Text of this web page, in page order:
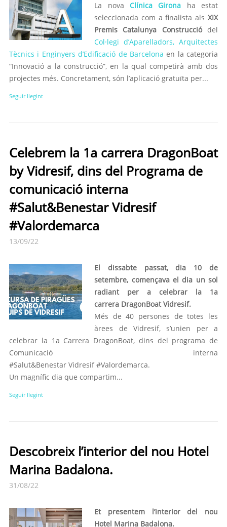
La nova Clínica Girona ha estat
seleccionada com a finalista als XIX
Premis Catalunya Construcciódel
Col·legi d’Aparelladors, Arquitectes
Tècnics i Enginyers d’Edificació de Barcelona en la categoria
“Innovació a la construcció”, en la qual competirà amb dos
projectes més. Concretament, són l’aplicació gratuïta per...
Seguir llegint
Celebrem la 1a carrera DragonBoat
by Vidresif, dins del Programa de
comunicació interna
#Salut&Benestar Vidresif
#Valordemarca
13/09/22
El dissabte passat, dia 10 de
setembre, començava el dia un sol
radiant per a celebrar la 1a
carrera DragonBoat Vidresif.
Més de 40 persones de totes les
àrees de Vidresif, s’unien per a
celebrar la 1a Carrera DragonBoat, dins del programa de
Comunicació interna
#Salut&Benestar Vidresif #Valordemarca.
Un magnífic dia que compartim...
Seguir llegint
Descobreix l’interior del nou Hotel
Marina Badalona.
31/08/22
Et presentem l’interior del nou
Hotel Marina Badalona.